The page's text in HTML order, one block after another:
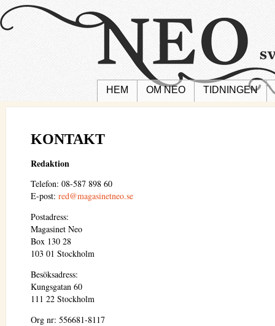
HEM OM NEO TIDNINGEN
KONTAKT
Redaktion
Telefon: 08-587 898 60
E-post: red@magasinetneo.se
Postadress:
Magasinet Neo
Box 130 28
103 01 Stockholm
Besöksadress:
Kungsgatan 60
111 22 Stockholm
Org nr: 556681-8117